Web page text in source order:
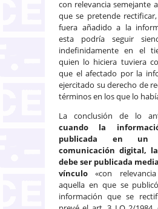
con relevancia semejante
que se pretende
fuera añadido a la
esta podría seguir
indefinidamente en el
quien lo hiciera tuviera
que el afectado por la
ejercitado su derecho de
términos en los que lo
La conclusión de lo
cuando la
publicada en un
comunicación digital,
debe ser publicada
vínculo «con
aquella en que se
información que se